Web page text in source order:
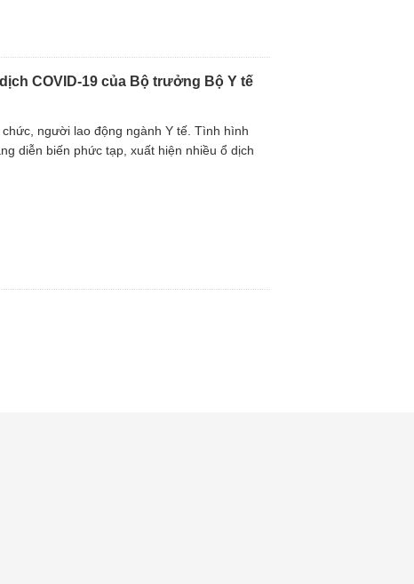
COVID-19 của Bộ trưởng Bộ Y tế
người lao động ngành Y tế. Tình hình
diễn biến phức tạp, xuất hiện nhiều ổ dịch